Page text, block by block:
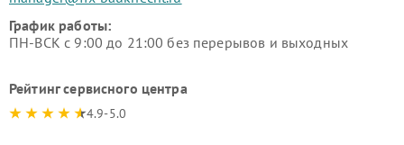
График работы:
ПН-ВСК с 9:00 до 21:00 без перерывов и выходных
Рейтинг сервисного центра
4.9-5.0